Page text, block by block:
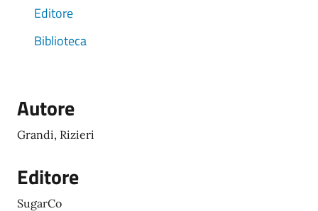
Editore
Biblioteca
Autore
Grandi, Rizieri
Editore
SugarCo